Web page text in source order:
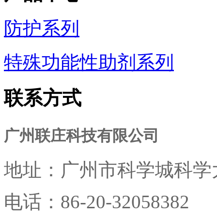
防护系列
特殊功能性助剂系列
联系方式
广州联庄科技有限公司
地址： 广州市科学城科
电话： 86-20-32058382